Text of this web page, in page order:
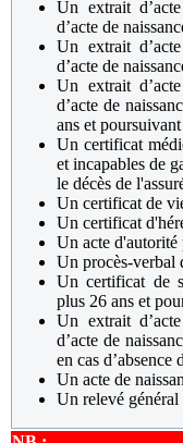
Un extrait
d’acte de
Un extrait
d’acte de
Un extrait
d’acte de
ans et
Un certificat
et incapables de
le décès de
Un certificat de
Un certificat
Un acte d'autorité
Un procès-verbal
Un certificat de
plus 26 ans et
Un extrait
d’acte de
en cas
Un acte de
Un relevé